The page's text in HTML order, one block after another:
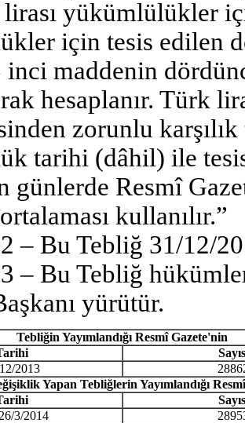
yükümlülükler
için tesis edilen
inci maddenin
hesaplanır. Türk
zorunlu karşılık
tarihi (dâhil) ile
günlerde Resmî
kullanılır.”
– Bu Tebliğ 31/12/
– Bu Tebliğ
yürütür.
Tebliğin Yayımlandığı Resmî Gazete'nin
2013
Yapan Tebliğlerin Yayımlandığı
26/3/2014